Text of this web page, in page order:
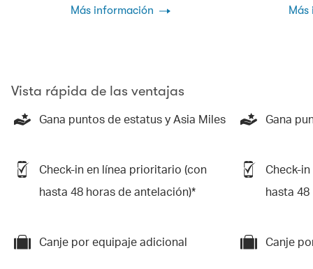
Más información
Vista rápida de las ventajas
Gana puntos de estatus y Asia Miles
Check-in en línea prioritario (con
hasta 48 horas de antelación)*
Canje por equipaje adicional
Gana
Check-
hasta
Canje